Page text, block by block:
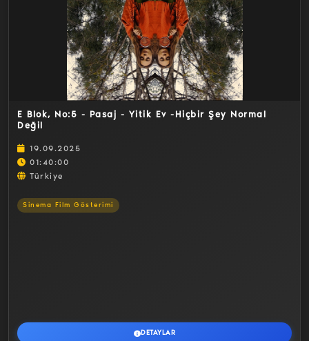
E Blok, No:5 - Pasaj - Yitik Ev -Hiçbir Şey Normal
Değil
19.09.2025
01:40:00
Türkiye
Sinema Film Gösterimi
DETAYLAR